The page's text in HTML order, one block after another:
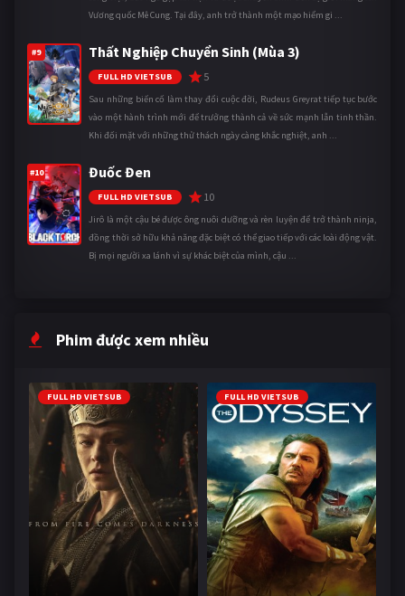
Vương quốc Mê Cung. Tại đây, anh trở thành một mạo hiểm gi ...
#9 Thất Nghiệp Chuyển Sinh (Mùa 3)
FULL HD VIETSUB 5
Sau những biến cố làm thay đổi cuộc đời, Rudeus Greyrat tiếp tục bước
vào một hành trình mới để trưởng thành cả về sức mạnh lẫn tinh thần.
Khi đối mặt với những thử thách ngày càng khắc nghiệt, anh ...
#10 Đuốc Đen
FULL HD VIETSUB 10
Jirô là một cậu bé được ông nuôi dưỡng và rèn luyện để trở thành ninja,
đồng thời sở hữu khả năng đặc biệt có thể giao tiếp với các loài động vật.
Bị mọi người xa lánh vì sự khác biệt của mình, cậu ...
Phim được xem nhiều
FULL HD VIETSUB FULL HD VIETSUB